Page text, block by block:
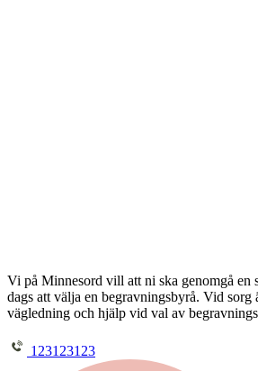
Vi på Minnesord vill att ni ska genomgå en
dags att välja en begravningsbyrå. Vid sorg
vägledning och hjälp vid val av
123123123